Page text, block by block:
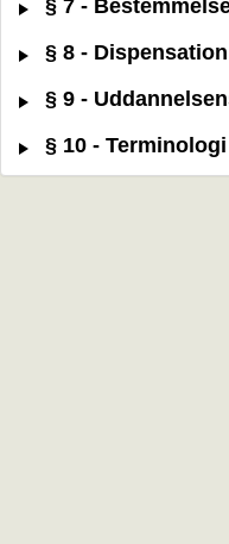
§ 7 -
§ 8 -
§ 9 -
§ 10 - Terminologi